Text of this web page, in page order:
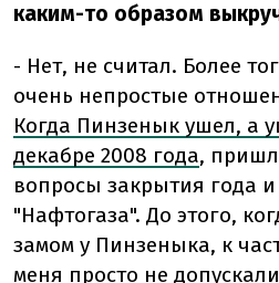
каким-то образом
- Нет, не считал. Более
очень непростые
Когда Пинзенык ушел, а
декабре 2008 года,
вопросы закрытия года
"Нафтогаза". До этого,
замом у Пинзеныка, к
меня просто не